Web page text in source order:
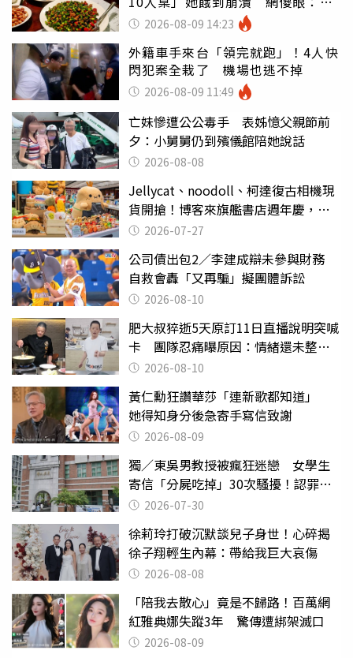
店家看笑話
2026-08-09 14:23
外籍車手來台「領完就跑」！4人快
閃犯案全栽了 機場也逃不掉
2026-08-09 11:49
亡妹慘遭公公毒手 表姊憶父親節前
夕：小舅舅仍到殯儀館陪她說話
2026-08-08
Jellycat、noodoll、柯達復古相機現
貨開搶！博客來旗艦書店週年慶，四
大話題品牌夢幻進駐
2026-07-27
公司債出包2／李建成辯未參與財務
自救會轟「又再騙」擬團體訴訟
2026-08-10
肥大叔猝逝5天原訂11日直播說明突喊
卡 團隊忍痛曝原因：情緒還未整理
好 2026-08-10
黃仁勳狂讚華莎「連新歌都知道」
她得知身分後急寄手寫信致謝
2026-08-09
獨／東吳男教授被瘋狂迷戀 女學生
寄信「分屍吃掉」30次騷擾！認罪免
關 2026-07-30
徐莉玲打破沉默談兒子身世！心碎揭
徐子翔輕生內幕：帶給我巨大哀傷
2026-08-08
「陪我去散心」竟是不歸路！百萬網
紅雅典娜失蹤3年 驚傳遭綁架滅口
2026-08-09